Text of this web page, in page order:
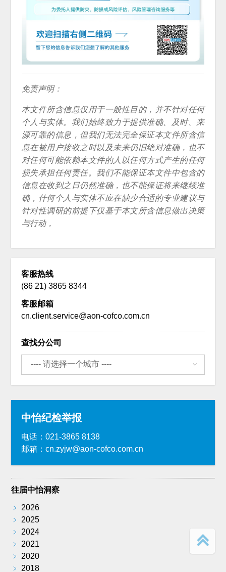
免责声明：
本文件所含信息仅用于一般性目的，并不针对任何
个人与实体。我们始终致力于提供准确、及时、来
源可靠的信息，但我们无法完全保证本文件所含信
息在被用户接收之时以及未来仍旧绝对准确，也不
对任何可能依赖本文件的人以任何方式产生的任何
损失承担任何责任。我们不能保证本文件中包含的
信息在收到之日仍然准确，也不能保证将来继续准
确，什何个人与实体不应在缺少合适的专业建议与
针对性调研的前提下仅基于本文所含信息做出决策
与行动，
客服热线
(86 21) 3865 8344
客服邮箱
cn.client.service@aon-cofco.com.cn
查找分公司
中怡纪检举报
电话：021-3865 8138
邮箱：cn.zyjw@aon-cofco.com.cn
往届中怡洞察
﹥
2026
﹥
2025
﹥
2024
﹥
2021
﹥
2020
﹥
2018